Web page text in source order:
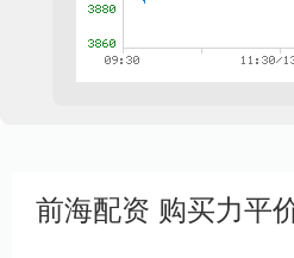
前海配资 购买力平